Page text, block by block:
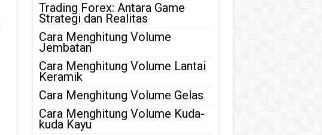
Trading Forex: Antara Game
Strategi dan Realitas
Cara Menghitung Volume
Jembatan
Cara Menghitung Volume Lantai
Keramik
Cara Menghitung Volume Gelas
Cara Menghitung Volume Kuda-
kuda Kayu